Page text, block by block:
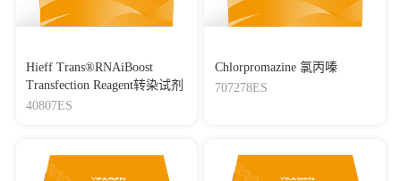
Hieff Trans®RNAiBoost
Transfection Reagent转染试剂
40807ES
Chlorpromazine 氯丙嗪
707278ES